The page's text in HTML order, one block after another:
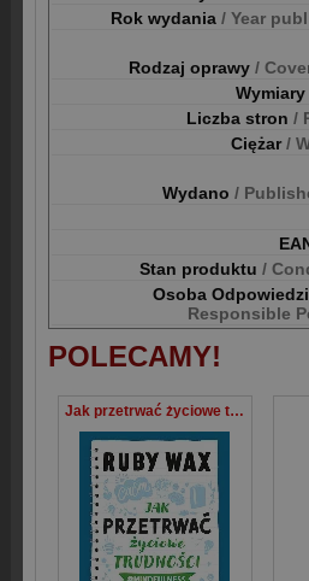
Rok wydania / Year
Rodzaj oprawy /
Wymiary
Liczba stron /
Ciężar/
Wydano /
Stan produktu /
Osoba
Responsible
POLECAMY!
Jak przetrwać życiowe trudności #mindfulness